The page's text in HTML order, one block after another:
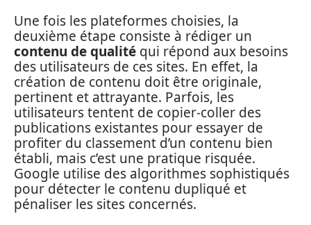
Une fois les plateformes choisies, la
deuxième étape consiste à rédiger un
contenu de qualité qui répond aux besoins
des utilisateurs de ces sites. En effet, la
création de contenu doit être originale,
pertinent et attrayante. Parfois, les
utilisateurs tentent de copier-coller des
publications existantes pour essayer de
profiter du classement d’un contenu bien
établi, mais c’est une pratique risquée.
Google utilise des algorithmes sophistiqués
pour détecter le contenu dupliqué et
pénaliser les sites concernés.